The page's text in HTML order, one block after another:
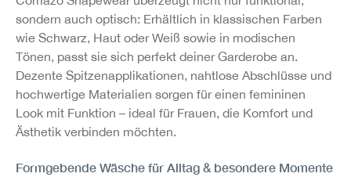
sondern auch optisch: Erhältlich in klassischen Farben
wie Schwarz, Haut oder Weiß sowie in modischen
Tönen, passt sie sich perfekt deiner Garderobe an.
Dezente Spitzenapplikationen, nahtlose Abschlüsse und
hochwertige Materialien sorgen für einen femininen
Look mit Funktion – ideal für Frauen, die Komfort und
Ästhetik verbinden möchten.
Formgebende Wäsche für Alltag & besondere Momente